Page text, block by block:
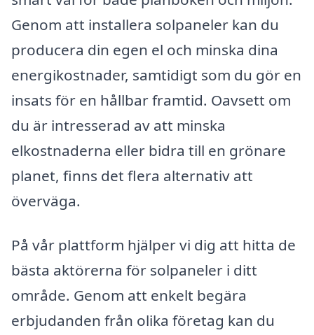
Genom att installera solpaneler kan du
producera din egen el och minska dina
energikostnader, samtidigt som du gör en
insats för en hållbar framtid. Oavsett om
du är intresserad av att minska
elkostnaderna eller bidra till en grönare
planet, finns det flera alternativ att
överväga.
På vår plattform hjälper vi dig att hitta de
bästa aktörerna för solpaneler i ditt
område. Genom att enkelt begära
erbjudanden från olika företag kan du